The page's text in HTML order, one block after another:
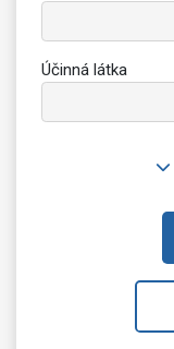
Účinná látka